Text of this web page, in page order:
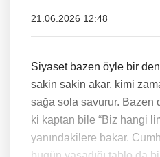
21.06.2026 12:48
Siyaset bazen öyle bir
sakin sakin akar, kimi
sağa sola savurur. Bazen
ki kaptan bile “Biz hangi
yanındakilere bakar. Cumhuriyet Halk Partisi’nin